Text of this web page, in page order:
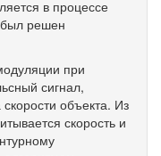
в процессе
был решен
при
сигнал,
объекта. Из
скорость и